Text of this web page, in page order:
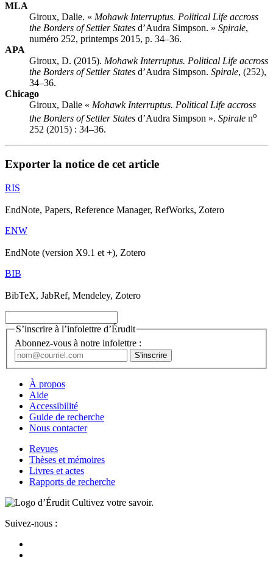
MLA
Giroux, Dalie. « Mohawk Interruptus. Political Life accross
the Borders of Settler States d’Audra Simpson. » Spirale,
numéro 252, printemps 2015, p. 34–36.
APA
Giroux, D. (2015). Mohawk Interruptus. Political Life accross
the Borders of Settler States d’Audra Simpson. Spirale, (252),
34–36.
Chicago
Giroux, Dalie « Mohawk Interruptus. Political Life accross
the Borders of Settler States d’Audra Simpson ». Spirale no
252 (2015) : 34–36.
Exporter la notice de cet article
RIS
EndNote, Papers, Reference Manager, RefWorks, Zotero
ENW
EndNote (version X9.1 et +), Zotero
BIB
BibTeX, JabRef, Mendeley, Zotero
S’inscrire à l’infolettre d’Érudit
Abonnez-vous à notre infolettre :
À propos
Aide
Accessibilité
Guide de recherche
Nous contacter
Revues
Thèses et mémoires
Livres et actes
Rapports de recherche
Cultivez votre savoir.
Suivez-nous :